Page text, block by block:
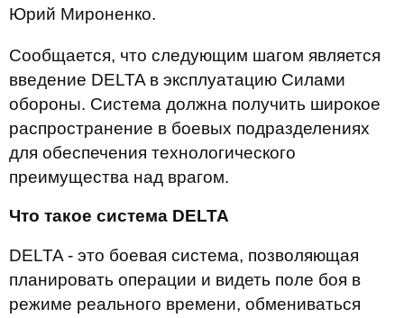
Юрий Мироненко.
Сообщается, что следующим шагом является
введение DELTA в эксплуатацию Силами
обороны. Система должна получить широкое
распространение в боевых подразделениях
для обеспечения технологического
преимущества над врагом.
Что такое система DELTA
DELTA - это боевая система, позволяющая
планировать операции и видеть поле боя в
режиме реального времени, обмениваться